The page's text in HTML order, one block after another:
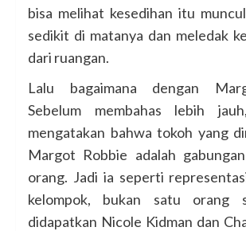
bisa melihat kesedihan itu
sedikit di matanya dan meledak
dari ruangan.
Lalu bagaimana dengan
Sebelum membahas lebih
mengatakan bahwa tokoh yang
Margot Robbie adalah
orang. Jadi ia seperti
kelompok, bukan satu orang
didapatkan Nicole Kidman dan